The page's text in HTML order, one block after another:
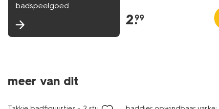
badspeelgoed
2.
99
meer van dit